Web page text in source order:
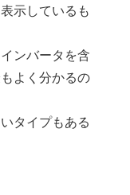
示しているも
ンバータを含
よく分かるの
タイプもある